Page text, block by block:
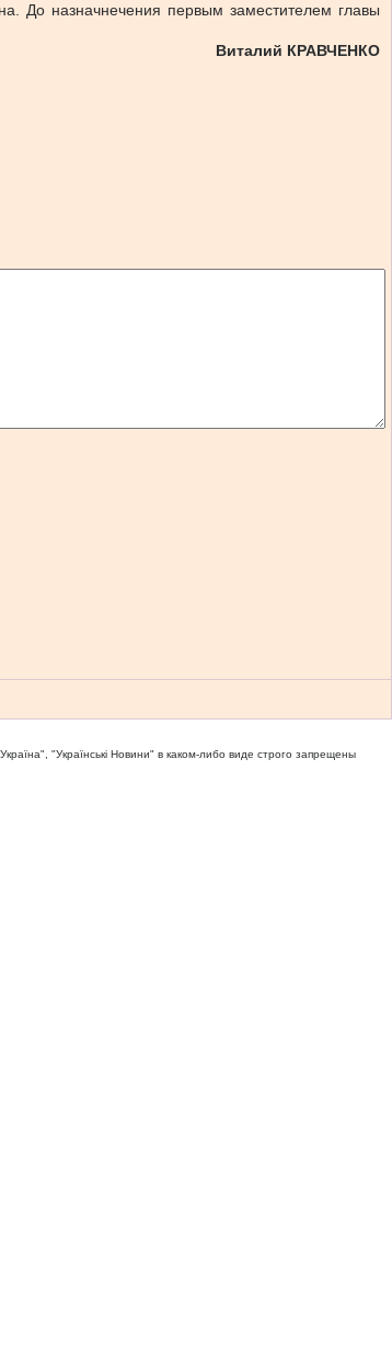
До назначнечения первым заместителем главы
Виталий КРАВЧЕНКО
"Українськi Новини" в каком-либо виде строго запрещены